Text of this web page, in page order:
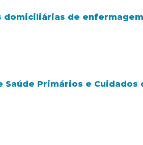
de
Primários e Cuidados